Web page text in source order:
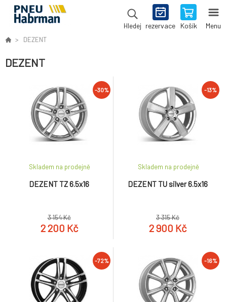
Hledej rezervace Košík Menu
DEZENT
DEZENT
-30%
DEZENT TZ 6.5x16
Skladem na prodejně
3 154 Kč
2 200 Kč
-13%
DEZENT TU silver 6.5x16
Skladem na prodejně
3 315 Kč
2 900 Kč
-72% -16%